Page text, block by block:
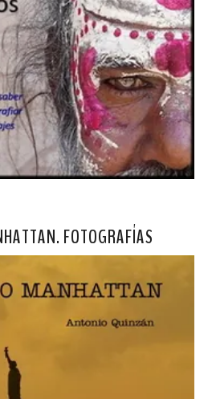
FOTOGRAFÍAS